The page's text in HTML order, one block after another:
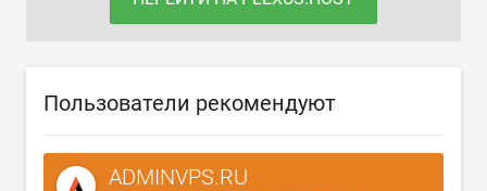
Пользователи рекомендуют
ADMINVPS.RU